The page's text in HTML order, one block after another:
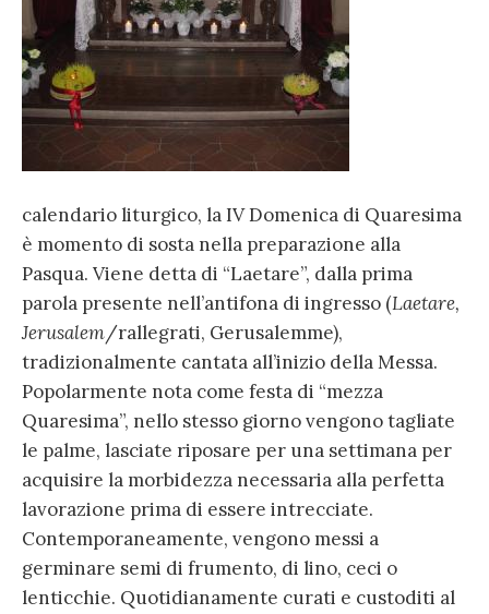
calendario liturgico, la IV Domenica di Quaresima
è momento di sosta nella preparazione alla
Pasqua. Viene detta di “Laetare”, dalla prima
parola presente nell’antifona di ingresso (Laetare,
Jerusalem/rallegrati, Gerusalemme),
tradizionalmente cantata all’inizio della Messa.
Popolarmente nota come festa di “mezza
Quaresima”, nello stesso giorno vengono tagliate
le palme, lasciate riposare per una settimana per
acquisire la morbidezza necessaria alla perfetta
lavorazione prima di essere intrecciate.
Contemporaneamente, vengono messi a
germinare semi di frumento, di lino, ceci o
lenticchie. Quotidianamente curati e custoditi al